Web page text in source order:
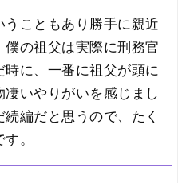
こともあり勝手に親近
の祖父は実際に刑務官
に、一番に祖父が頭に
いやりがいを感じまし
編だと思うので、たく
。